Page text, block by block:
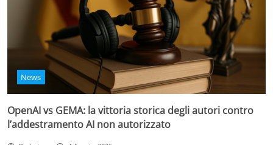
News
OpenAI vs GEMA: la vittoria storica degli autori contro
l’addestramento AI non autorizzato